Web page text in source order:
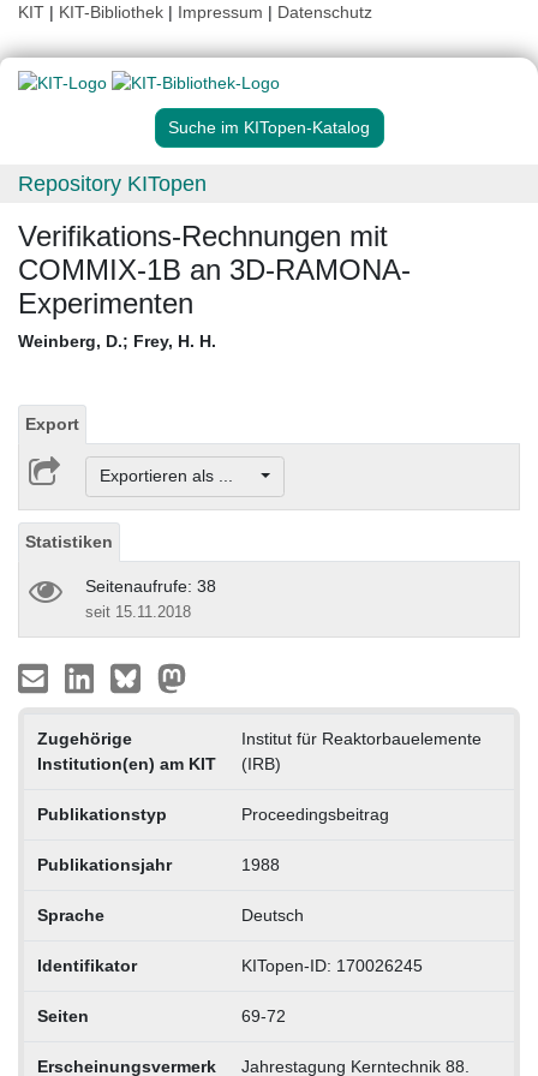
KIT | KIT-Bibliothek | Impressum | Datenschutz
Suche im KITopen-Katalog
Repository KITopen
Verifikations-Rechnungen mit
COMMIX-1B an 3D-RAMONA-
Experimenten
Weinberg, D.; Frey, H. H.
Export
Exportieren als ...
Statistiken
Seitenaufrufe: 38
seit 15.11.2018
Zugehörige
Institution(en) am KIT
Institut für Reaktorbauelemente
(IRB)
Publikationstyp Proceedingsbeitrag
Publikationsjahr 1988
Sprache Deutsch
Identifikator KITopen-ID: 170026245
Seiten 69-72
Erscheinungsvermerk Jahrestagung Kerntechnik 88.